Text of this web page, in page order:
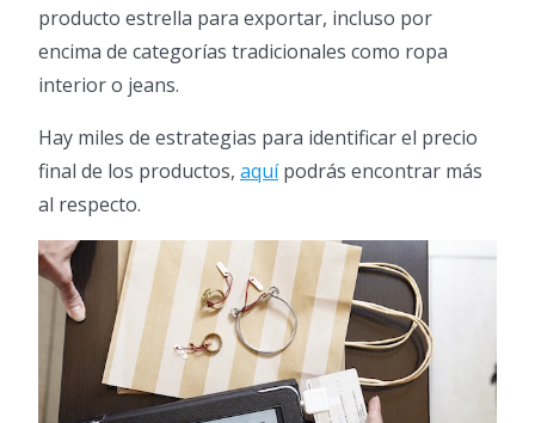
producto estrella para exportar, incluso por
encima de categorías tradicionales como ropa
interior o jeans.
Hay miles de estrategias para identificar el precio
final de los productos, aquípodrás encontrar más
al respecto.